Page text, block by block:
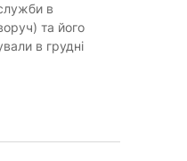
в
та його
в грудні